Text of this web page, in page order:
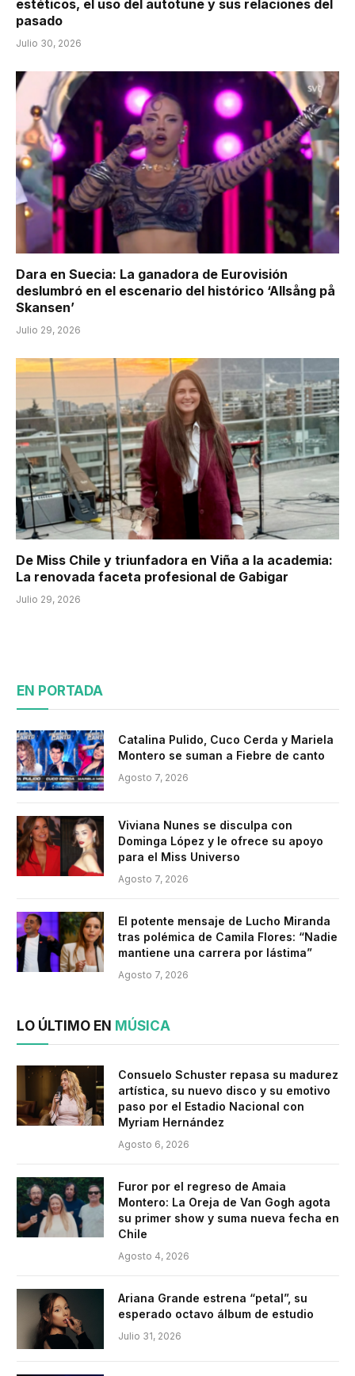
estéticos, el uso del autotune y sus relaciones del
pasado
Julio 30, 2026
Dara en Suecia: La ganadora de Eurovisión
deslumbró en el escenario del histórico ‘Allsång på
Skansen’
Julio 29, 2026
De Miss Chile y triunfadora en Viña a la academia:
La renovada faceta profesional de Gabigar
Julio 29, 2026
EN PORTADA
Catalina Pulido, Cuco Cerda y Mariela
Montero se suman a Fiebre de canto
Agosto 7, 2026
Viviana Nunes se disculpa con
Dominga López y le ofrece su apoyo
para el Miss Universo
Agosto 7, 2026
El potente mensaje de Lucho Miranda
tras polémica de Camila Flores: “Nadie
mantiene una carrera por lástima”
Agosto 7, 2026
LO ÚLTIMO EN MÚSICA
Consuelo Schuster repasa su madurez
artística, su nuevo disco y su emotivo
paso por el Estadio Nacional con
Myriam Hernández
Agosto 6, 2026
Furor por el regreso de Amaia
Montero: La Oreja de Van Gogh agota
su primer show y suma nueva fecha en
Chile
Agosto 4, 2026
Ariana Grande estrena “petal”, su
esperado octavo álbum de estudio
Julio 31, 2026